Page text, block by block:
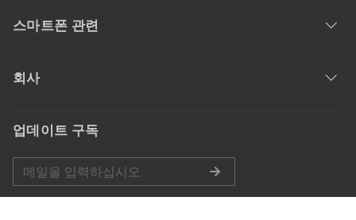
스마트폰 관련
회사
업데이트 구독